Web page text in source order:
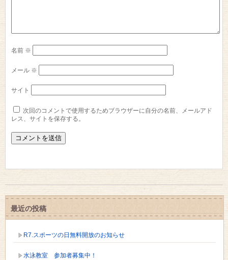
名前 ※
メール ※
サイト
次回のコメントで使用するためブラウザーに自分の名前、メールアド
レス、サイトを保存する。
最近の投稿
R7.スポーツの日無料開放のお知らせ
水泳教室 参加者募集中！